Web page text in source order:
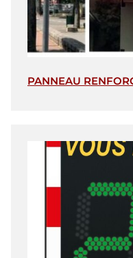
PANNEAU